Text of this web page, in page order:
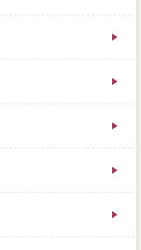
手元にお金が
の態度はどうな
出すぎないよう
圏は交わしと
のに、その事実
、物件への公